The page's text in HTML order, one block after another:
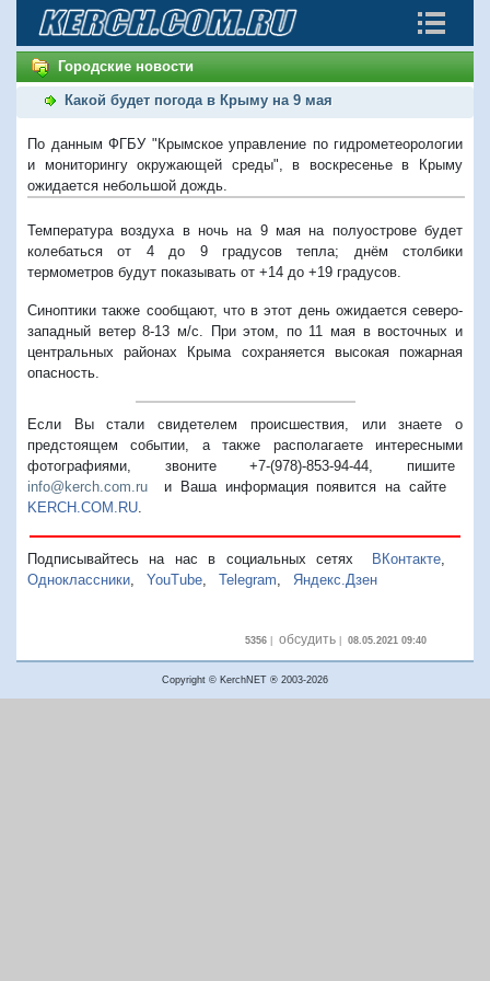
Городские новости
Какой будет погода в Крыму на 9 мая
По данным ФГБУ "Крымское управление по гидрометеорологии
и мониторингу окружающей среды", в воскресенье в Крыму
ожидается небольшой дождь.
Температура воздуха в ночь на 9 мая на полуострове будет
колебаться от 4 до 9 градусов тепла; днём столбики
термометров будут показывать от +14 до +19 градусов.
Синоптики также сообщают, что в этот день ожидается северо-
западный ветер 8-13 м/с. При этом, по 11 мая в восточных и
центральных районах Крыма сохраняется высокая пожарная
опасность.
Если Вы стали свидетелем происшествия, или знаете о
предстоящем событии, а также располагаете интересными
фотографиями, звоните +7-(978)-853-94-44, пишите
info@kerch.com.ru и Ваша информация появится на сайте
KERCH.COM.RU
Подписывайтесь на нас в социальных сетях ВКонтакте,
Одноклассники
YouTube Telegram Яндекс.Дзен
5356| обсудить| 08.05.2021 09:40
Copyright © KerchNET ® 2003-2026